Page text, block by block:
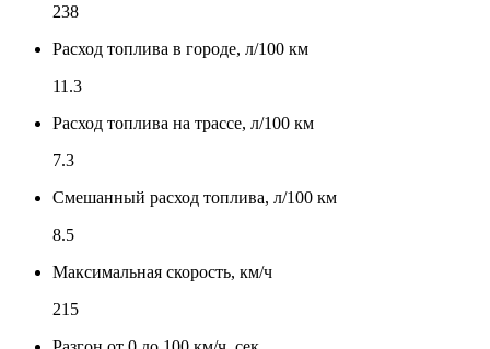
238
Расход топлива в городе, л/100 км
11.3
Расход топлива на трассе, л/100 км
7.3
Смешанный расход топлива, л/100 км
8.5
Максимальная скорость, км/ч
215